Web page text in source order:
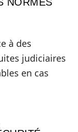
à des
judiciaires
en cas